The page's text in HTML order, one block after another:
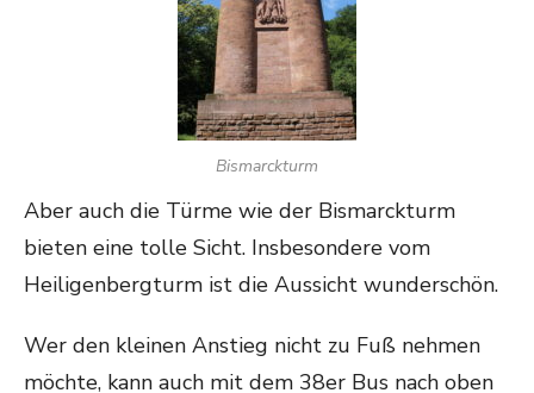
Bismarckturm
Aber auch die Türme wie der Bismarckturm
bieten eine tolle Sicht. Insbesondere vom
Heiligenbergturm ist die Aussicht wunderschön.
Wer den kleinen Anstieg nicht zu Fuß nehmen
möchte, kann auch mit dem 38er Bus nach oben